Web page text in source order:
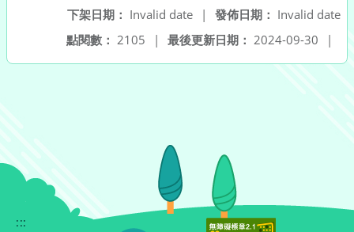
發佈日期： Invalid date
下架日期： Invalid date
|
最後更新日期： 2024-09-30 |
點閱數： 2105 |
:::